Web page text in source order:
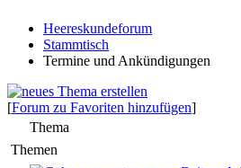
Heereskundeforum
Stammtisch
Termine und Ankündigungen
[Forum zu Favoriten hinzufügen]
Thema
Themen